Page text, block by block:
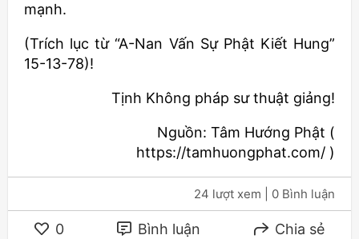
mạnh.
(Trích lục từ “A-Nan Vấn Sự Phật Kiết Hung”
15-13-78)!
Tịnh Không pháp sư thuật giảng!
Nguồn: Tâm Hướng Phật (
https://tamhuongphat.com/ )
24 lượt xem | 0 Bình luận
0 Bình luận Chia sẻ